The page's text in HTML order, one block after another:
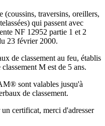
(coussins, traversins, oreillers,
qui passent avec
NF 12952 partie 1 et 2
23 février 2000.
de classement au feu, établis
M est de 5 ans.
sont valables jusqu'à
de classement.
certificat, merci d'adresser